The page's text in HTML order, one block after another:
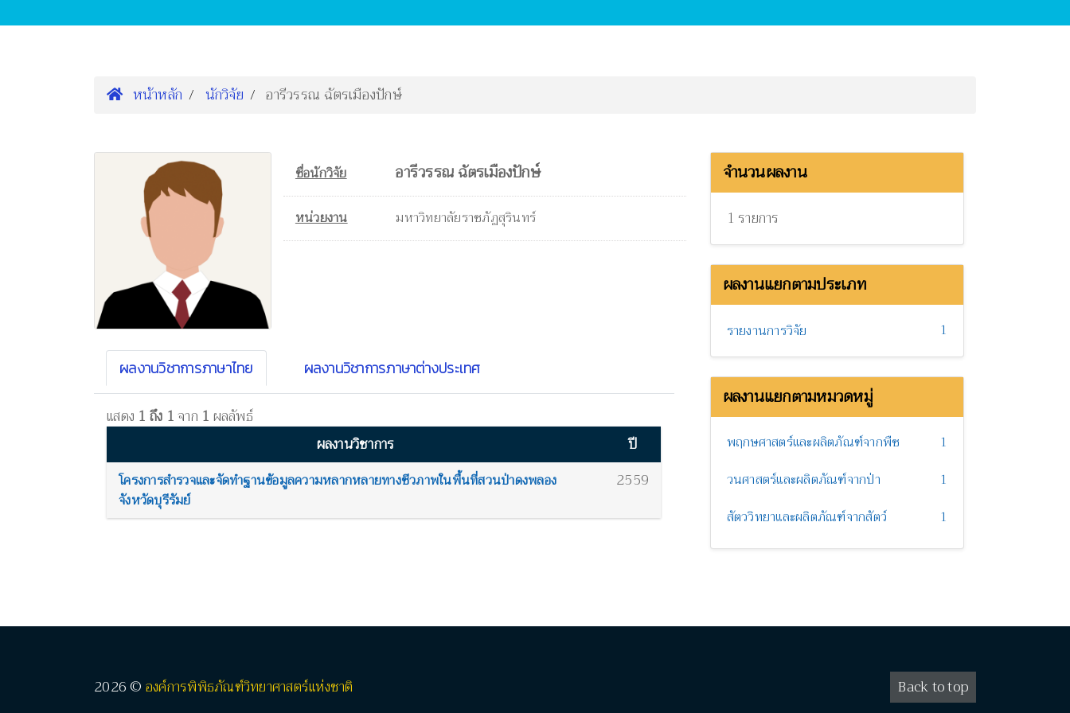
หน้าหลัก นักวิจัย อารีวรรณ ฉัตรเมืองปักษ์
ชื่อนักวิจัย อารีวรรณ ฉัตรเมืองปักษ์
หน่วยงาน มหาวิทยาลัยราชภัฏสุรินทร์
ผลงานวิชาการภาษาไทย ผลงานวิชาการภาษาต่างประเทศ
แสดง 1 ถึง 1จาก 1 ผลลัพธ์
ผลงานวิชาการ
ปี
โครงการสำรวจและจัดทำฐานข้อมูลความหลากหลายทางชีวภาพในพื้นที่สวนป่าดงพลอง
จังหวัดบุรีรัมย์
2559
จำนวนผลงาน
1 รายการ
ผลงานแยกตามประเภท
รายงานการวิจัย 1
ผลงานแยกตามหมวดหมู่
พฤกษศาสตร์และผลิตภัณฑ์จากพืช
1
วนศาสตร์และผลิตภัณฑ์จากป่า
1
สัตววิทยาและผลิตภัณฑ์จากสัตว์
1
Back to top
2026 © องค์การพิพิธภัณฑ์วิทยาศาสตร์แห่งชาติ